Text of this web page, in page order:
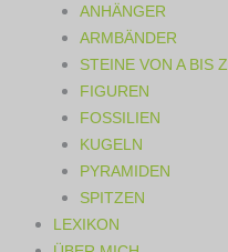
ANHÄNGER
ARMBÄNDER
STEINE VON A BIS Z
FIGUREN
FOSSILIEN
KUGELN
PYRAMIDEN
SPITZEN
LEXIKON